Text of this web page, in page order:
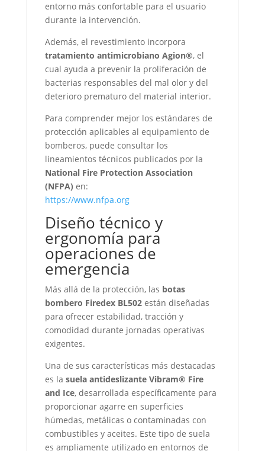
entorno más confortable para el usuario
durante la intervención.
Además, el revestimiento incorpora
tratamiento antimicrobiano Agion®, el
cual ayuda a prevenir la proliferación de
bacterias responsables del mal olor y del
deterioro prematuro del material interior.
Para comprender mejor los estándares de
protección aplicables al equipamiento de
bomberos, puede consultar los
lineamientos técnicos publicados por la
National Fire Protection Association
(NFPA) en:
https://www.nfpa.org
Diseño técnico y
ergonomía para
operaciones de
emergencia
Más allá de la protección, las botas
bombero Firedex BL502están diseñadas
para ofrecer estabilidad, tracción y
comodidad durante jornadas operativas
exigentes.
Una de sus características más destacadas
es la suela antideslizante Vibram® Fire
and Ice, desarrollada específicamente para
proporcionar agarre en superficies
húmedas, metálicas o contaminadas con
combustibles y aceites. Este tipo de suela
es ampliamente utilizado en entornos de